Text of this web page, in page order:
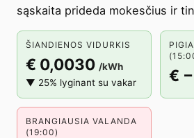
sąskaita prideda mokesčius ir
ŠIANDIENOS VIDURKIS
€ 0,0030 /kWh
▼ 25% lyginant su vakar
€
BRANGIAUSIA VALANDA
(19:00)